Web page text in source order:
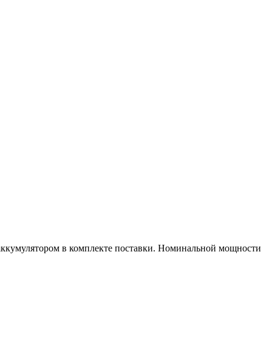
в комплекте поставки. Номинальной мощности